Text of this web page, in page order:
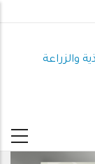
والزراعة